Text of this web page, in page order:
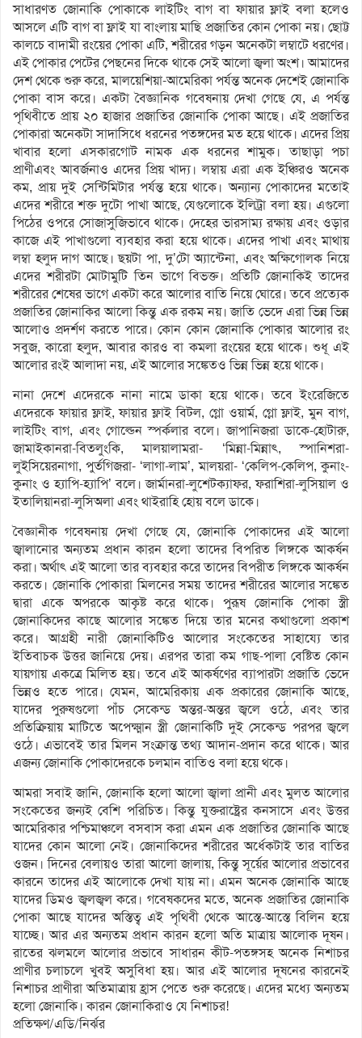
সাধারণত জোনাকি পোকাকে লাইটিং বাগ বা ফায়ার ফ্লাই বলা হলেও
আসলে এটি বাগ বা ফ্লাই যা বাংলায় মাছি প্রজাতির কোন পোকা নয়। ছোট্ট
কালচে বাদামী রংয়ের পোকা এটি, শরীরের গড়ন অনেকটা লম্বাটে ধরণের।
এই পোকার পেটের পেছনের দিকে থাকে সেই আলো জ্বলা অংশ। আমাদের
দেশ থেকে শুরু করে, মালয়েশিয়া-আমেরিকা পর্যন্ত অনেক দেশেই জোনাকি
পোকা বাস করে। একটা বৈজ্ঞানিক গবেষনায় দেখা গেছে যে, এ পর্যন্ত
পৃথিবীতে প্রায় ২০ হাজার প্রজাতির জোনাকি পোকা আছে। এই প্রজাতির
পোকারা অনেকটা সাদাসিধে ধরনের পতঙ্গদের মত হয়ে থাকে। এদের প্রিয়
খাবার হলো এসকারগোট নামক এক ধরনের শামুক। তাছাড়া পচা
প্রাণীএবং আবর্জনাও এদের প্রিয় খাদ্য। লম্বায় এরা এক ইঞ্চিরও অনেক
কম, প্রায় দুই সেন্টিমিটার পর্যন্ত হয়ে থাকে। অন্যান্য পোকাদের মতোই
এদের শরীরে শক্ত দুটো পাখা আছে, যেগুলোকে ইলিট্রা বলা হয়। এগুলো
পিঠের ওপরে সোজাসুজিভাবে থাকে। দেহের ভারসাম্য রক্ষায় এবং ওড়ার
কাজে এই পাখাগুলো ব্যবহার করা হয়ে থাকে। এদের পাখা এবং মাথায়
লম্বা হলুদ দাগ আছে। ছয়টা পা, দু’টো অ্যান্টেনা, এবং অক্ষিগোলক নিয়ে
এদের শরীরটা মোটামুটি তিন ভাগে বিভক্ত। প্রতিটি জোনাকিই তাদের
শরীরের শেষের ভাগে একটা করে আলোর বাতি নিয়ে ঘোরে। তবে প্রত্যেক
প্রজাতির জোনাকির আলো কিন্তু এক রকম নয়। জাতি ভেদে এরা ভিন্ন ভিন্ন
আলোও প্রদর্শণ করতে পারে। কোন কোন জোনাকি পোকার আলোর রং
সবুজ, কারো হলুদ, আবার কারও বা কমলা রংয়ের হয়ে থাকে। শুধূ এই
আলোর রংই আলাদা নয়, এই আলোর সঙ্কেতও ভিন্ন ভিন্ন হয়ে থাকে।
নানা দেশে এদেরকে নানা নামে ডাকা হয়ে থাকে। তবে ইংরেজিতে
এদেরকে ফায়ার ফ্লাই, ফায়ার ফ্লাই বিটল, গ্লো ওয়ার্ম, গ্লো ফ্লাই, মুন বাগ,
লাইটিং বাগ, এবং গোল্ডেন স্পর্কলার বলে। জাপানিজরা ডাকে-হোটারু,
জামাইকানরা-বিতলুংকি, মালয়ালামরা- ‘মিন্না-মিন্নাৎ, স্পানিশরা-
লুইসিয়েরনাগা, পুর্তগিজরা- ‘লাগা-লাম’, মালয়রা- ‘কেলিপ-কেলিপ, কুনাং-
কুনাং ও হ্যাপি-হ্যাপি’ বলে। জার্মানরা-লুশেটক্যাফর, ফরাশিরা-লুসিয়াল ও
ইতালিয়ানরা-লুসিঅলা এবং থাইরাহি হোয় বলে ডাকে।
বৈজ্ঞানীক গবেষনায় দেখা গেছে যে, জোনাকি পোকাদের এই আলো
জ্বালানোর অন্যতম প্রধান কারন হলো তাদের বিপরিত লিঙ্গকে আকর্ষন
করা। অর্থাৎ এই আলো তার ব্যবহার করে তাদের বিপরীত লিঙ্গকে আকর্ষন
করতে। জোনাকি পোকারা মিলনের সময় তাদের শরীরের আলোর সঙ্কেত
দ্বারা একে অপরকে আকৃষ্ট করে থাকে। পুরূষ জোনাকি পোকা স্ত্রী
জোনাকিদের কাছে আলোর সঙ্কেত দিয়ে তার মনের কথাগুলো প্রকাশ
করে। আগ্রহী নারী জোনাকিটিও আলোর সংকেতের সাহায্যে তার
ইতিবাচক উত্তর জানিয়ে দেয়। এরপর তারা কম গাছ-পালা বেষ্টিত কোন
যায়গায় একত্রে মিলিত হয়। তবে এই আকর্ষণের ব্যাপারটা প্রজাতি ভেদে
ভিন্নও হতে পারে। যেমন, আমেরিকায় এক প্রকারের জোনাকি আছে,
যাদের পুরুষগুলো পাঁচ সেকেন্ড অন্তর-অন্তর জ্বলে ওঠে, এবং তার
প্রতিক্রিয়ায় মাটিতে অপেক্ষ্মান স্ত্রী জোনাকিটি দুই সেকেন্ড পরপর জ্বলে
ওঠে। এভাবেই তার মিলন সংক্রান্ত তথ্য আদান-প্রদান করে থাকে। আর
এজন্য জোনাকি পোকাদেরকে চলমান বাতিও বলা হয়ে থকে।
আমরা সবাই জানি, জোনাকি হলো আলো জ্বালা প্রানী এবং মুলত আলোর
সংকেতের জন্যই বেশি পরিচিত। কিন্তু যুক্তরাষ্ট্রের কনসাসে এবং উত্তর
আমেরিকার পশ্চিমাঞ্চলে বসবাস করা এমন এক প্রজাতির জোনাকি আছে
যাদের কোন আলো নেই। জোনাকিদের শরীরের অর্ধেকটাই তার বাতির
ওজন। দিনের বেলায়ও তারা আলো জালায়, কিন্তু সূর্য়ের আলোর প্রভাবের
কারনে তাদের এই আলোকে দেখা যায় না। এমন অনেক জোনাকি আছে
যাদের ডিমও জ্বলজ্বল করে। গবেষকদের মতে, অনেক প্রজাতির জোনাকি
পোকা আছে যাদের অস্তিত্ব এই পৃথিবী থেকে আস্তে-আস্তে বিলিন হয়ে
যাচ্ছে। আর এর অন্যতম প্রধান কারন হলো অতি মাত্রায় আলোক দূষন।
রাতের ঝলমলে আলোর প্রভাবে সাধারন কীট-পতঙ্গসহ অনেক নিশাচর
প্রাণীর চলাচলে খুবই অসুবিধা হয়। আর এই আলোর দূষনের কারনেই
নিশাচর প্রাণীরা অতিমাত্রায় হ্রাস পেতে শুরু করেছে। এদের মধ্যে অন্যতম
হলো জোনাকি। কারন জোনাকিরাও যে নিশাচর!
প্রতিক্ষণ/এডি/নির্ঝর